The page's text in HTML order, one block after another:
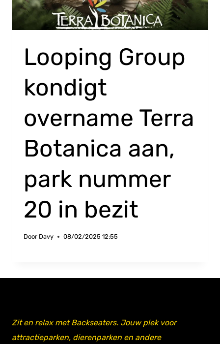
Looping Group
kondigt
overname Terra
Botanica aan,
park nummer
20 in bezit
Door Davy 08/02/2025 12:55
Zit en relax met Backseaters. Jouw plek voor
attractieparken, dierenparken en andere